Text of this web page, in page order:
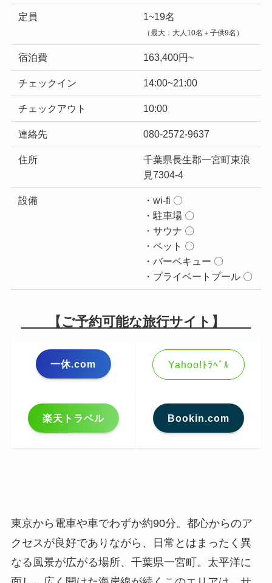
定員 1~19名
（最大：大人10名＋子供9名）
宿泊費 163,400円~
チェックイン 14:00~21:00
チェックアウト 10:00
連絡先 080-2572-9637
住所
千葉県長生郡一宮町東浪
見7304-4
設備
・wi-fi 〇
・駐車場 〇
・サウナ 〇
・ペット 〇
・バーベキュー 〇
・プライベートプール 〇
【ご予約可能な旅行サイト】
一休.com Yahoo!ﾄﾗﾍﾞﾙ
楽天トラベル Bookin.com
東京から電車や車でわずか約90分。都心からのア
クセスが良好でありながら、日常とはまったく異
なる風景が広がる場所、千葉県一宮町。太平洋に